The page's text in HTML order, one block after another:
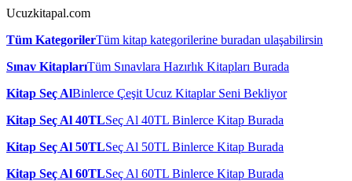
Ucuzkitapal.com
Tüm KategorilerTüm kitap kategorilerine buradan ulaşabilirsin
Sınav KitaplarıTüm Sınavlara Hazırlık Kitapları Burada
Kitap Seç AlBinlerce Çeşit Ucuz Kitaplar Seni Bekliyor
Kitap Seç Al 40TLSeç Al 40TL Binlerce Kitap Burada
Kitap Seç Al 50TLSeç Al 50TL Binlerce Kitap Burada
Kitap Seç Al 60TLSeç Al 60TL Binlerce Kitap Burada